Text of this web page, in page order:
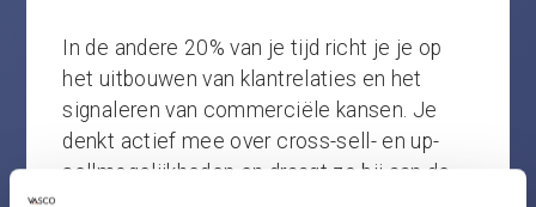
In de andere 20% van je tijd richt je je op
het uitbouwen van klantrelaties en het
signaleren van commerciële kansen. Je
denkt actief mee over cross-sell- en up-
sellmogelijkheden en draagt zo bij aan de